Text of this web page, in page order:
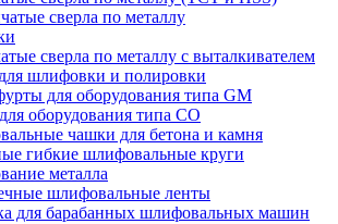
сверла по металлу
сверла по металлу c выталкивателем
шлифовки и полировки
для оборудования типа GM
оборудования типа СО
чашки для бетона и камня
гибкие шлифовальные круги
металла
шлифовальные ленты
для барабанных шлифовальных машин